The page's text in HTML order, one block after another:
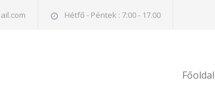
Hétfő - Péntek : 7:00 - 17.00
Főoldal